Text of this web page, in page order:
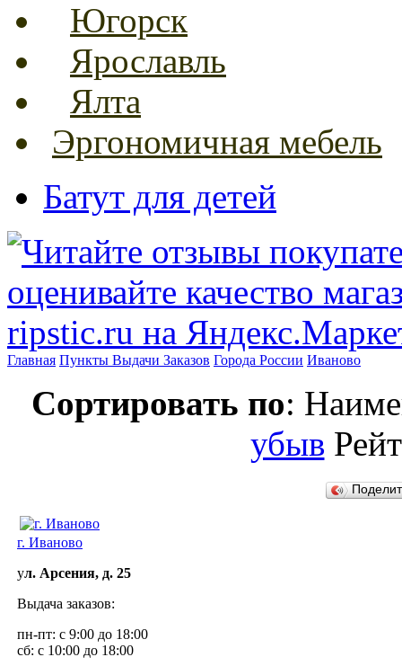
Югорск
Ярославль
Ялта
Эргономичная мебель
Батут для детей
Главная Пункты Выдачи Заказов Города России Иваново
Сортировать по:
убыв
г. Иваново
ул. Арсения, д. 25
Выдача заказов:
пн-пт: с 9:00 до 18:00
сб: с 10:00 до 18:00